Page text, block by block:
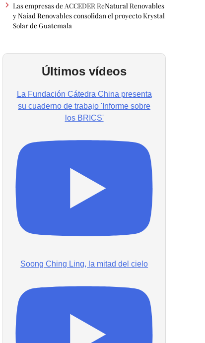
Las empresas de ACCEDER ReNatural Renovables
y Naiad Renovables consolidan el proyecto Krystal
Solar de Guatemala
Últimos vídeos
La Fundación Cátedra China presenta
su cuaderno de trabajo 'Informe sobre
los BRICS'
Soong Ching Ling, la mitad del cielo